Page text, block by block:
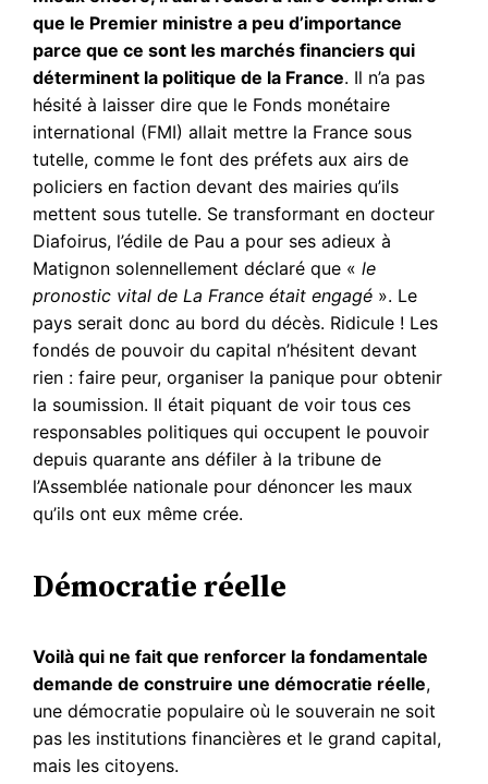
que le Premier ministre a peu d’importance
parce que ce sont les marchés financiers qui
déterminent la politique de la France. Il n’a pas
hésité à laisser dire que le Fonds monétaire
international (FMI) allait mettre la France sous
tutelle, comme le font des préfets aux airs de
policiers en faction devant des mairies qu’ils
mettent sous tutelle. Se transformant en docteur
Diafoirus, l’édile de Pau a pour ses adieux à
Matignon solennellement déclaré que «le
pronostic vital de La France était engagé ». Le
pays serait donc au bord du décès. Ridicule ! Les
fondés de pouvoir du capital n’hésitent devant
rien : faire peur, organiser la panique pour obtenir
la soumission. Il était piquant de voir tous ces
responsables politiques qui occupent le pouvoir
depuis quarante ans défiler à la tribune de
l’Assemblée nationale pour dénoncer les maux
qu’ils ont eux même crée.
Démocratie réelle
Voilà qui ne fait que renforcer la fondamentale
demande de construire une démocratie réelle,
une démocratie populaire où le souverain ne soit
pas les institutions financières et le grand capital,
mais les citoyens.